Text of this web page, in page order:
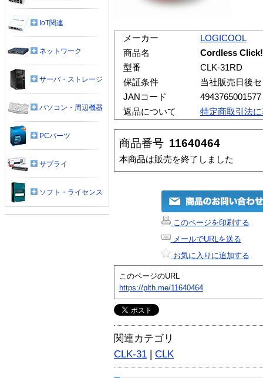
メーカー
LOGICOOL
商品名
Cordless
型番
CLK-31RD
保証条件
当社販売日後
JANコード
4943765001577
返品について
特定商取引法
商品番号 11640464
本商品は販売を終了しました
このページを印刷する
メールでURLを送る
お気に入りに追加する
このページのURL
https://plth.me/11640464
関連カテゴリ
CLK-31 | CLK
IoT関連
ネットワーク
サーバ・ストレージ
パソコン・周辺機器
PCパーツ
サプライ
ソフト・ライセンス